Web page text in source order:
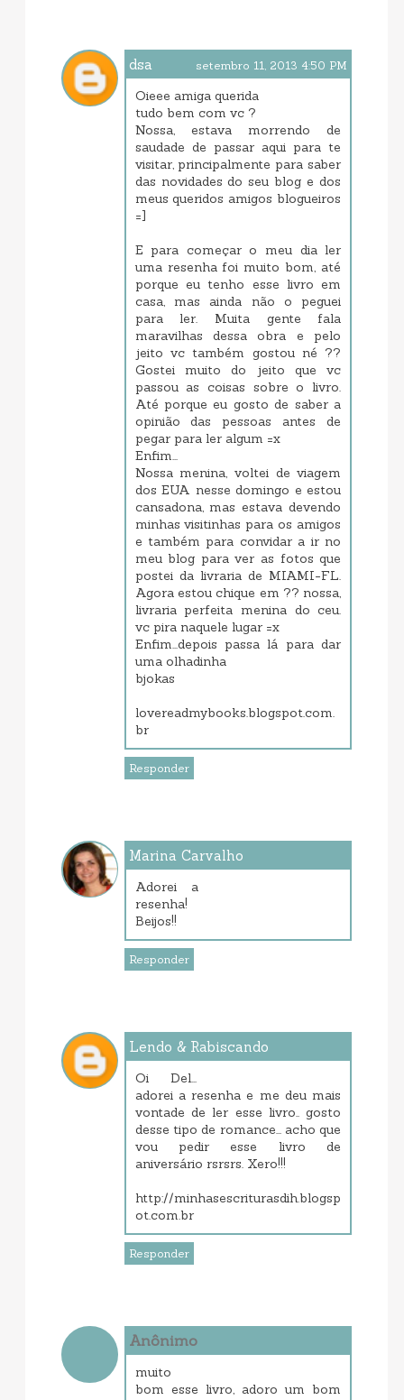
dsa setembro 11, 2013 4:50 PM
Oieee amiga querida
tudo bem com vc ?
Nossa, estava morrendo de
saudade de passar aqui para te
visitar, principalmente para saber
das novidades do seu blog e dos
meus queridos amigos blogueiros
=]
E para começar o meu dia ler
uma resenha foi muito bom, até
porque eu tenho esse livro em
casa, mas ainda não o peguei
para ler. Muita gente fala
maravilhas dessa obra e pelo
jeito vc também gostou né ??
Gostei muito do jeito que vc
passou as coisas sobre o livro.
Até porque eu gosto de saber a
opinião das pessoas antes de
pegar para ler algum =x
Enfim...
Nossa menina, voltei de viagem
dos EUA nesse domingo e estou
cansadona, mas estava devendo
minhas visitinhas para os amigos
e também para convidar a ir no
meu blog para ver as fotos que
postei da livraria de MIAMI-FL.
Agora estou chique em ?? nossa,
livraria perfeita menina do ceu.
vc pira naquele lugar =x
Enfim...depois passa lá para dar
uma olhadinha
bjokas
lovereadmybooks.blogspot.com.
br
Responder
Marina Carvalho
Adorei a
resenha!
Beijos!!
Responder
Lendo & Rabiscando
Oi Del...
adorei a resenha e me deu mais
vontade de ler esse livro.. gosto
desse tipo de romance... acho que
vou pedir esse livro de
aniversário rsrsrs. Xero!!!
http://minhasescriturasdih.blogsp
ot.com.br
Responder
Anônimo
muito
bom esse livro, adoro um bom